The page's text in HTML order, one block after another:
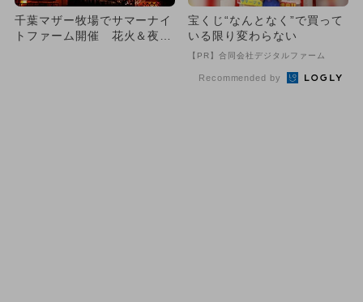
千葉マザー牧場でサマーナイ
トファーム開催 花火＆夜の
宝くじ“なんとなく”で買って
いる限り変わらない
【PR】合同会社デジタルファーム
Recommended by